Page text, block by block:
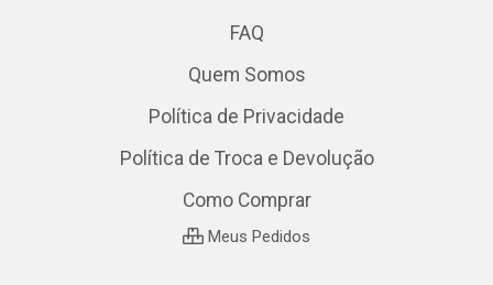
FAQ
Quem Somos
Política de Privacidade
Política de Troca e Devolução
Como Comprar
Meus Pedidos